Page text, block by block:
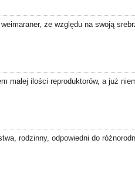
ze względu na swoją
małej ilości reproduktorów, a już
rodzinny, odpowiedni do